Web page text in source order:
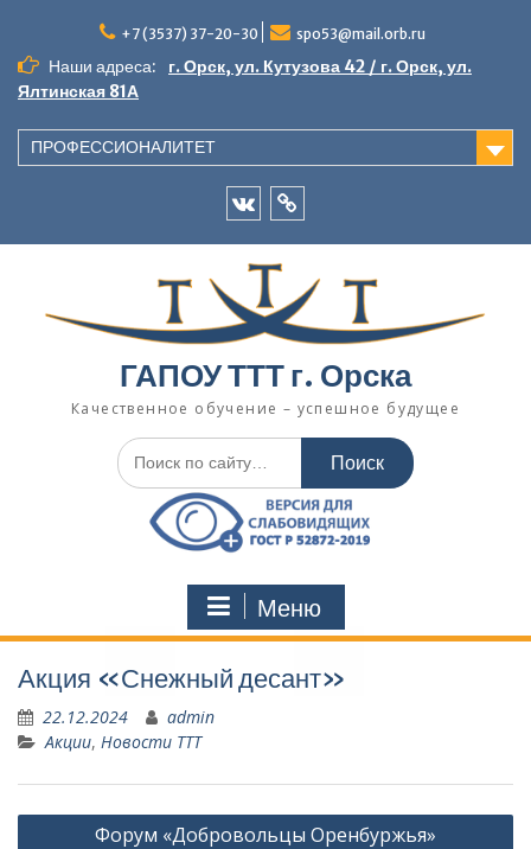
содержимому
+7 (3537) 37-20-30 spo53@mail.orb.ru
Наши адреса:
г. Орск, ул. Кутузова 42 / г. Орск, ул.
Ялтинская 81А
ПРОФЕССИОНАЛИТЕТ
ГАПОУ ТТТ г. Орска
Качественное обучение – успешное будущее
Искать:
Меню
Акция «Снежный десант»
22.12.2024
admin
Акции, Новости ТТТ
Навигация
Форум «Добровольцы Оренбуржья»